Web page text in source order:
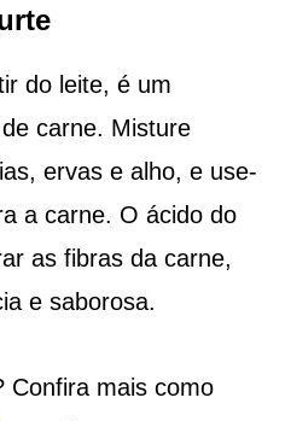
do leite, é um
carne. Misture
ervas e alho, e use-
a carne. O ácido do
as fibras da carne,
e saborosa.
Confira mais como